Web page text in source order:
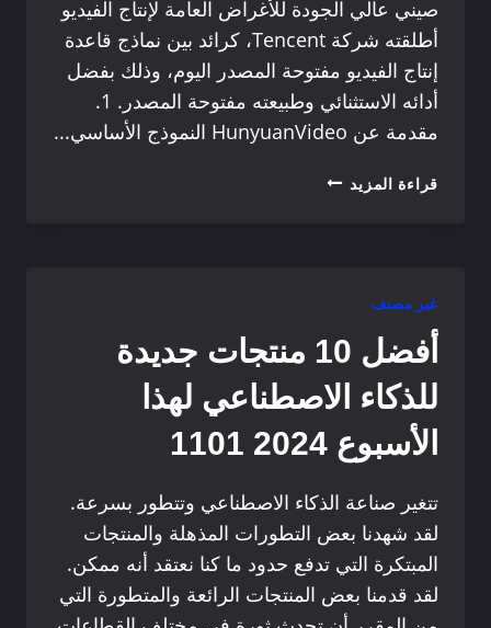
صيني عالي الجودة للأغراض العامة لإنتاج الفيديو
أطلقته شركة Tencent، كرائد بين نماذج قاعدة
إنتاج الفيديو مفتوحة المصدر اليوم، وذلك بفضل
أدائه الاستثنائي وطبيعته مفتوحة المصدر. 1.
مقدمة عن HunyuanVideo النموذج الأساسي...
قراءة المزيد
الفيديو
مفتوحة
المصدر
غير مصنف
أفضل 10 منتجات جديدة
للذكاء الاصطناعي لهذا
الأسبوع 2024 1101
تتغير صناعة الذكاء الاصطناعي وتتطور بسرعة.
لقد شهدنا بعض التطورات المذهلة والمنتجات
المبتكرة التي تدفع حدود ما كنا نعتقد أنه ممكن.
لقد قدمنا بعض المنتجات الرائعة والمتطورة التي